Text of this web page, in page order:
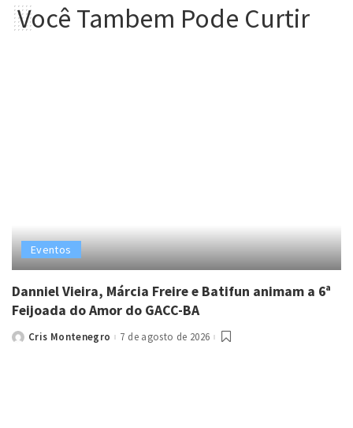
Você Tambem Pode Curtir
Eventos
Danniel Vieira, Márcia Freire e Batifun animam a 6ª
Feijoada do Amor do GACC-BA
PostedCris Montenegro 7 de agosto de 2026